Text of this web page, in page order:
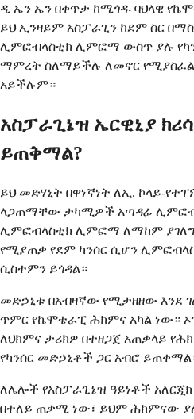
ዲ ኤን ኤን በቀጥታ ከሚጎዱ ባህላዊ
ይህ ኢንዛይም አስፓራጊን ከደም ስር
ሊምፎብላስቲክ ሊምፎማ ውስጥ ያሉ
ማምረት ስለማይችሉ ለመኖር
አይችሉም።
አስፓራጊኔዝ ኤርዊኒያ
ይጠቅማል?
ይህ መድሃኒት በዋነኛነት ለኢ. ኮላይ-
ላጋጠማቸው ታካሚዎች አጣዳፊ
ሊምፎብላስቲክ ሊምፎማ ለማከም
የሚያጠቃ የደም ካንሰር ሲሆን
ሲስተምን ይጎዳል።
መድኃኒቱ በአብዛኛው የሚታዘዘው እንደ
ጥምር የኬሞቴራፒ ሕክምና አካል ነው።
ለህክምና ታሪክዎ በተዘጋጀ አጠቃላይ
የካንሰር መድኃኒቶች ጋር አብሮ
ለሌሎች የአስፓራጊኔዝ ዓይነቶች
በተለይ ጠቃሚ ነው፣ ይህም ሕክምናው